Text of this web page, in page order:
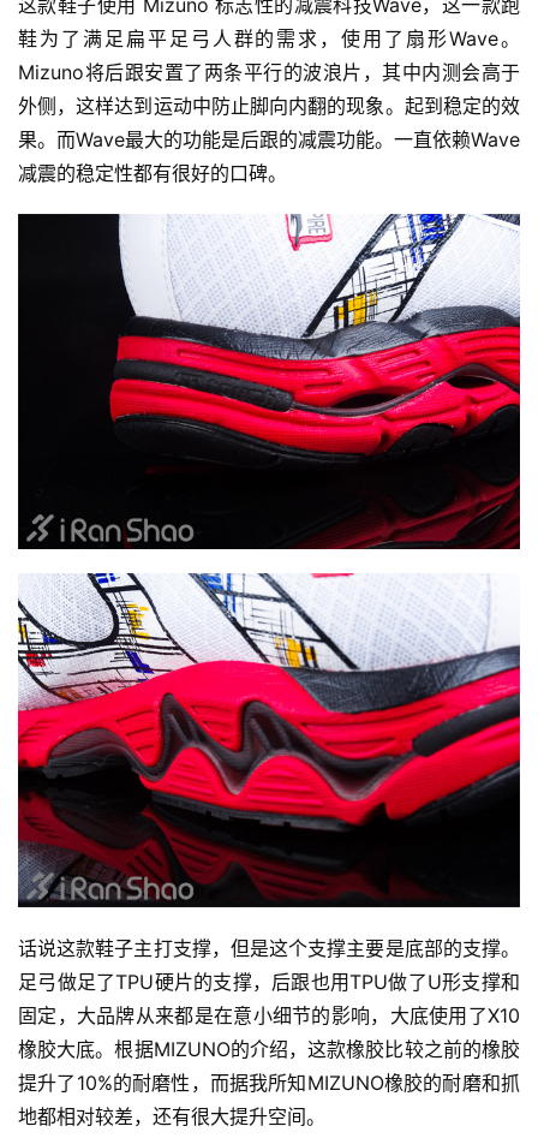
练
视
频
用
户
鞋为了满足扁平足弓人群的需求，使用了扇形Wave。
Mizuno将后跟安置了两条平行的波浪片，其中内测会高于
外侧，这样达到运动中防止脚向内翻的现象。起到稳定的效
果。而Wave最大的功能是后跟的减震功能。一直依赖Wave
减震的稳定性都有很好的口碑。
话说这款鞋子主打支撑，但是这个支撑主要是底部的支撑。
足弓做足了TPU硬片的支撑，后跟也用TPU做了U形支撑和
固定，大品牌从来都是在意小细节的影响，大底使用了X10
橡胶大底。根据MIZUNO的介绍，这款橡胶比较之前的橡胶
提升了10%的耐磨性，而据我所知MIZUNO橡胶的耐磨和抓
地都相对较差，还有很大提升空间。